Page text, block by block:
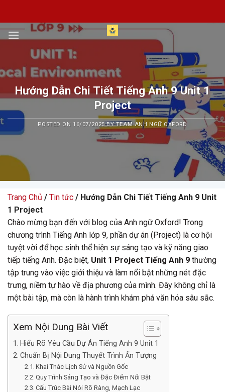
content
Hướng Dẫn Chi Tiết Tiếng Anh 9 Unit 1
Project
POSTED ON 16/07/2025BYTEAM ANH NGỮ OXFORD
Trang Chủ / Tin tức / Hướng Dẫn Chi Tiết Tiếng Anh 9 Unit
1 Project
Chào mừng bạn đến với blog của Anh ngữ Oxford! Trong
chương trình Tiếng Anh lớp 9, phần dự án (Project) là cơ hội
tuyệt vời để học sinh thể hiện sự sáng tạo và kỹ năng giao
tiếp tiếng Anh. Đặc biệt, Unit 1 Project Tiếng Anh 9 thường
tập trung vào việc giới thiệu và làm nổi bật những nét đặc
trưng, niềm tự hào về địa phương của mình. Đây không chỉ là
một bài tập, mà còn là hành trình khám phá văn hóa sâu sắc.
Xem Nội Dung Bài Viết
Hiểu Rõ Yêu Cầu Dự Án Tiếng Anh 9 Unit 1
Chuẩn Bị Nội Dung Thuyết Trình Ấn Tượng
Khai Thác Lịch Sử và Nguồn Gốc
Quy Trình Sáng Tạo và Đặc Điểm Nổi Bật
Cấu Trúc Bài Nói Rõ Ràng, Mạch Lạc